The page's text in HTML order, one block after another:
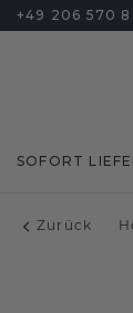
+49 206 570
SOFORT
Zurück